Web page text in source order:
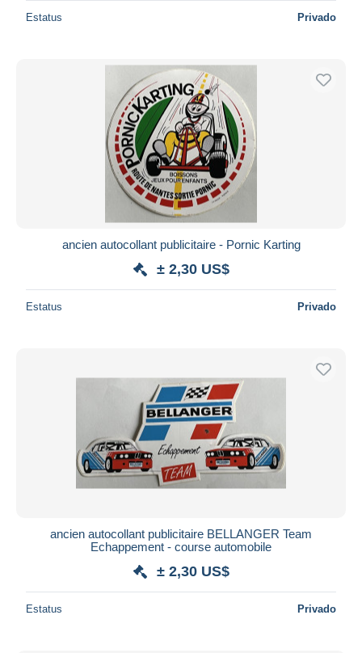
Estatus Privado
ancien autocollant publicitaire - Pornic Karting
± 2,30 US$
Estatus Privado
ancien autocollant publicitaire BELLANGER Team
Echappement - course automobile
± 2,30 US$
Estatus Privado